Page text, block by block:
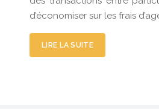
d’économiser sur les frais
LIRE LA SUITE